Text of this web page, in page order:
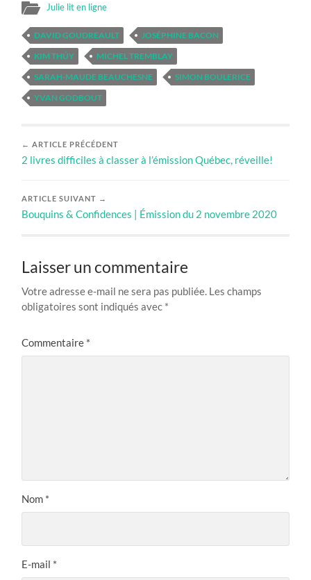
Julie lit en ligne
DAVID GOUDREAULT
JOSÉPHINE BACON
KIM THÚY
MICHEL TREMBLAY
SARAH-MAUDE BEAUCHESNE
SIMON BOULERICE
YVAN GODBOUT
← ARTICLE PRÉCÉDENT
2 livres difficiles à classer à l’émission Québec, réveille!
ARTICLE SUIVANT →
Bouquins & Confidences | Émission du 2 novembre 2020
Laisser un commentaire
Votre adresse e-mail ne sera pas publiée. Les champs
obligatoires sont indiqués avec *
Commentaire *
Nom *
E-mail *